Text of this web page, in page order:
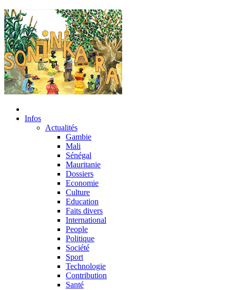
Infos
Actualités
Gambie
Mali
Sénégal
Mauritanie
Dossiers
Economie
Culture
Education
Faits divers
International
People
Politique
Société
Sport
Technologie
Contribution
Santé